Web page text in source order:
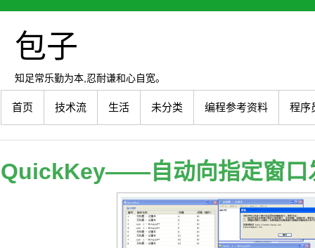
包子
知足常乐勤为本,忍耐谦和心自宽。
首页 技术流 生活 未分类 编程参考资料 程序
QuickKey——自动向指定窗口